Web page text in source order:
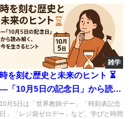
雑学
時を刻む歴史と未来のヒント ⏳
—「10月5日の記念日」から読み
解く、今を生きるヒント
10月5日は「世界教師デー」「時刻表記念
日」「レジ袋ゼロデー」など、学びと時間